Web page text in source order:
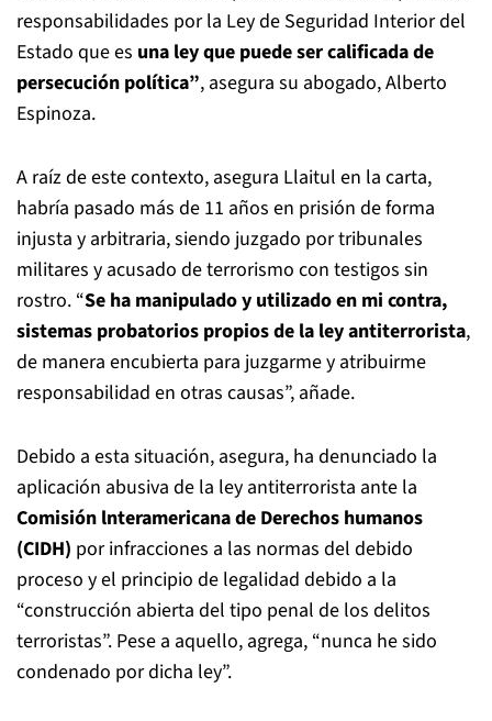
responsabilidades por la Ley de Seguridad Interior del
Estado que es una ley que puede ser calificada de
persecución política”, asegura su abogado, Alberto
Espinoza.
A raíz de este contexto, asegura Llaitul en la carta,
habría pasado más de 11 años en prisión de forma
injusta y arbitraria, siendo juzgado por tribunales
militares y acusado de terrorismo con testigos sin
rostro. “Se ha manipulado y utilizado en mi contra,
sistemas probatorios propios de la ley antiterrorista,
de manera encubierta para juzgarme y atribuirme
responsabilidad en otras causas”, añade.
Debido a esta situación, asegura, ha denunciado la
aplicación abusiva de la ley antiterrorista ante la
Comisión lnteramericana de Derechos humanos
(CIDH) por infracciones a las normas del debido
proceso y el principio de legalidad debido a la
“construcción abierta del tipo penal de los delitos
terroristas”. Pese a aquello, agrega, “nunca he sido
condenado por dicha ley”.